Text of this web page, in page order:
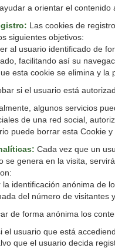
a orientar el contenido
Las cookies de
siguientes objetivos:
al usuario identificado de
facilitando así su
esta cookie se elimina y la
si el usuario está
algunos servicios
de una red social,
puede borrar esta Cookie
Cada vez que un
se genera en la visita,
la identificación anónima de
del número de visitantes
de forma anónima los
el usuario que está
que el usuario decida